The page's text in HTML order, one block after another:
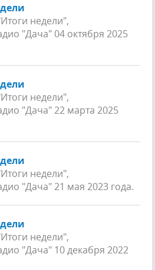
недели",
"Дача" 04 октября 2025
недели",
"Дача" 22 марта 2025
недели",
"Дача" 21 мая 2023 года.
недели",
"Дача" 10 декабря 2022